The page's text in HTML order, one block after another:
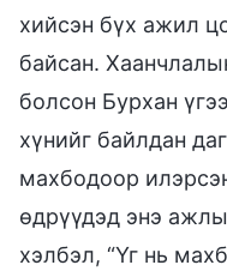
хийсэн бүх ажил
байсан.
болсон Бурхан
хүнийг байлдан
махбодоор
өдрүүдэд энэ
хэлбэл, “Үг нь